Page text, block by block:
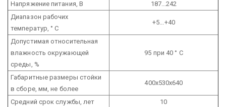
Напряжение питания, В
187...242
Диапазон рабочих
температур, ° С
+5...+40
Допустимая относительная
влажность окружающей
среды, %
95 при 40 ° С
Габаритные размеры стойки
в сборе, мм, не более
400х530х640
Средний срок службы, лет 10